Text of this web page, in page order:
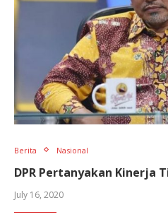
Berita Nasional
DPR Pertanyakan Kinerja
July 16, 2020